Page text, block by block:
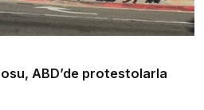
ABD’de protestolarla